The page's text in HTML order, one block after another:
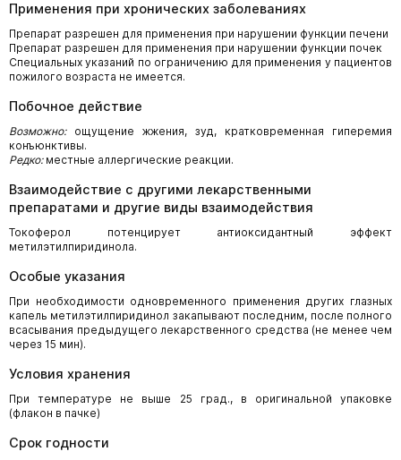
Применения при хронических заболеваниях
Препарат разрешен для применения при нарушении функции печени
Препарат разрешен для применения при нарушении функции почек
Специальных указаний по ограничению для применения у пациентов
пожилого возраста не имеется.
Побочное действие
Возможно:ощущение жжения, зуд, кратковременная гиперемия
конъюнктивы.
Редко:местные аллергические реакции.
Взаимодействие с другими лекарственными
препаратами и другие виды взаимодействия
Токоферол потенцирует антиоксидантный эффект
метилэтилпиридинола.
Особые указания
При необходимости одновременного применения других глазных
капель метилэтилпиридинол закапывают последним, после полного
всасывания предыдущего лекарственного средства (не менее чем
через 15 мин).
Условия хранения
При температуре не выше 25 град., в оригинальной упаковке
(флакон в пачке)
Срок годности